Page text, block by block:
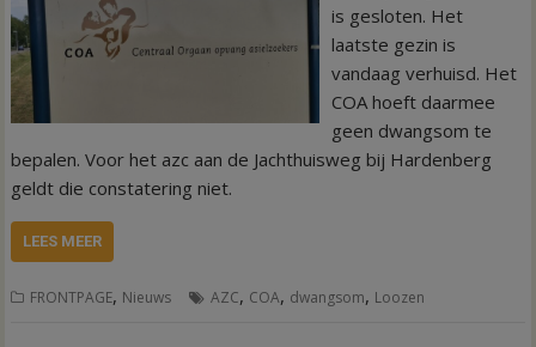
is gesloten. Het
laatste gezin is
vandaag verhuisd. Het
COA hoeft daarmee
geen dwangsom te
bepalen. Voor het azc aan de Jachthuisweg bij Hardenberg
geldt die constatering niet.
LEES MEER
FRONTPAGE, Nieuws AZC, COA, dwangsom, Loozen